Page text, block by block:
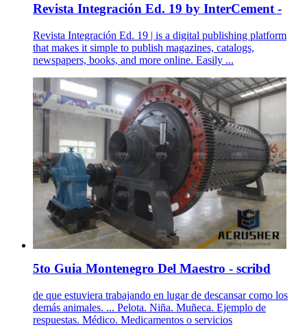
Revista Integración Ed. 19 by InterCement -
Revista Integración Ed. 19 | is a digital publishing platform
that makes it simple to publish magazines, catalogs,
newspapers, books, and more online. Easily ...
5to Guia Montenegro Del Maestro - scribd
de que estuviera trabajando en lugar de descansar como los
demás animales. ... Pelota. Niña. Muñeca. Ejemplo de
respuestas. Médico. Medicamentos o servicios